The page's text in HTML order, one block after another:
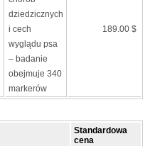
dziedzicznych
i cech
wyglądu psa
– badanie
obejmuje 340
markerów
189.00 $
Standardowa
cena